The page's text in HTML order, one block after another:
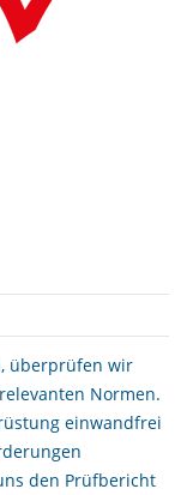
überprüfen wir
Normen.
einwandfrei
den Prüfbericht